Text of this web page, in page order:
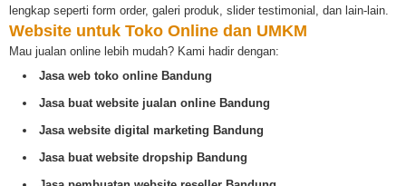
lengkap seperti form order, galeri produk, slider testimonial, dan lain-lain.
Website untuk Toko Online dan UMKM
Mau jualan online lebih mudah? Kami hadir dengan:
Jasa web toko online Bandung
Jasa buat website jualan online Bandung
Jasa website digital marketing Bandung
Jasa buat website dropship Bandung